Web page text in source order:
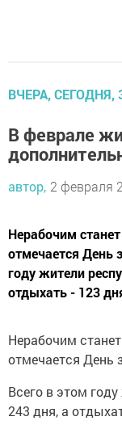
ВЧЕРА, СЕГОДНЯ,
В феврале
автор, 2 февраля
Нерабочим
отмечается День
году жители
отдыхать - 123
Нерабочим
отмечается День
Всего в этом
243 дня, а